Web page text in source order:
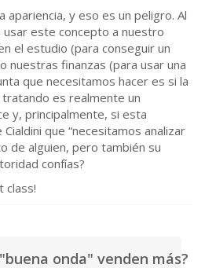
apariencia, y eso es un peligro. Al
este concepto a nuestro
el estudio (para conseguir un
nuestras finanzas (para usar una
que necesitamos hacer es si la
es realmente un
y, principalmente, si esta
que “necesitamos analizar
de alguien, pero también su
confías?
class!
onda" venden más?